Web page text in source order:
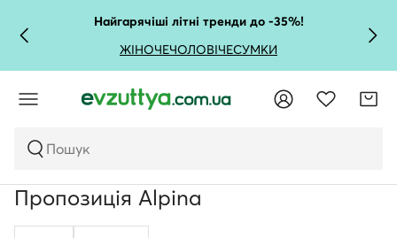
Найгарячіші літні тренди до -35%!
ЖІНОЧЕЧОЛОВІЧЕСУМКИ
Пошук
Пропозиція Alpina